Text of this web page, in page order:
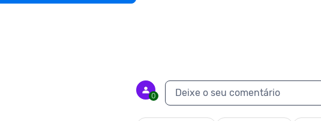
0 Deixe o seu comentário